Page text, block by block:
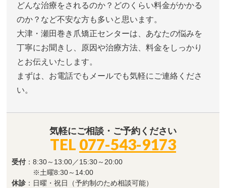
どんな治療をされるのか？どのくらい料金がかかる
のか？など不安な方も多いと思います。
大津・瀬田巻き爪矯正センターは、あなたの悩みを
丁寧にお聞きし、原因や治療方法、料金をしっかり
とお伝えいたします。
まずは、お電話でもメールでも気軽にご連絡くださ
い。
気軽にご相談・ご予約ください
TEL 077-543-9173
受付 ：8:30～13:00／15:30～20:00
※土曜8:30～14:00
休診 ：日曜・祝日（予約制のため相談可能）